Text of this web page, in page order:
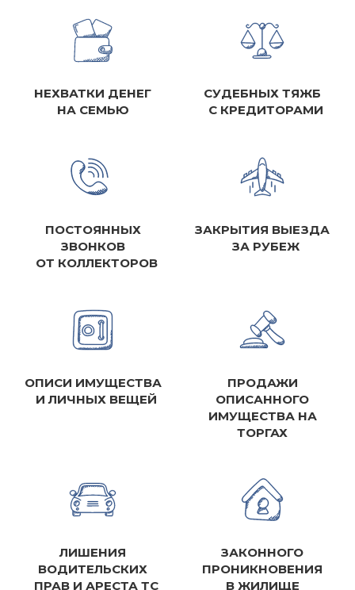
НЕХВАТКИ ДЕНЕГ
НА СЕМЬЮ
СУДЕБНЫХ ТЯЖБ
С КРЕДИТОРАМИ
ПОСТОЯННЫХ
ЗВОНКОВ
ОТ КОЛЛЕКТОРОВ
ЗАКРЫТИЯ ВЫЕЗДА
ЗА РУБЕЖ
ОПИСИ ИМУЩЕСТВА
И ЛИЧНЫХ ВЕЩЕЙ
ПРОДАЖИ
ОПИСАННОГО
ИМУЩЕСТВА НА
ТОРГАХ
ЛИШЕНИЯ
ВОДИТЕЛЬСКИХ
ПРАВ И АРЕСТА ТС
ЗАКОННОГО
ПРОНИКНОВЕНИЯ
В ЖИЛИЩЕ